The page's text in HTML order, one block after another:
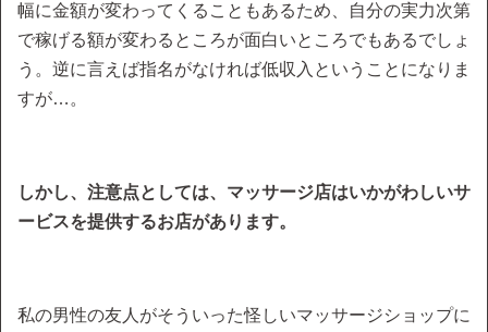
幅に金額が変わってくることもあるため、自分の実力次第
で稼げる額が変わるところが面白いところでもあるでしょ
う。逆に言えば指名がなければ低収入ということになりま
すが…。
しかし、注意点としては、マッサージ店はいかがわしいサ
ービスを提供するお店があります。
私の男性の友人がそういった怪しいマッサージショップに